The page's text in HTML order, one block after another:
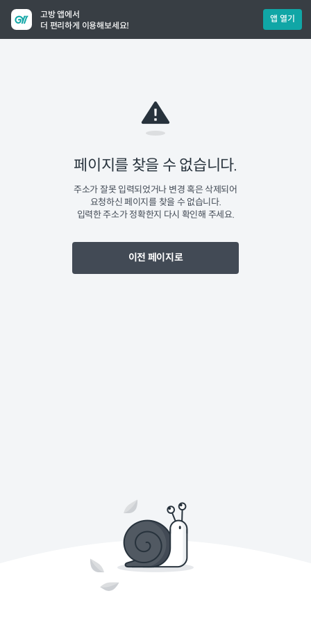
고방 앱에서
더 편리하게 이용해보세요!
앱 열기
페이지를 찾을 수 없습니다.
주소가 잘못 입력되었거나 변경 혹은 삭제되어
요청하신 페이지를 찾을 수 없습니다.
입력한 주소가 정확한지 다시 확인해 주세요.
이전 페이지로